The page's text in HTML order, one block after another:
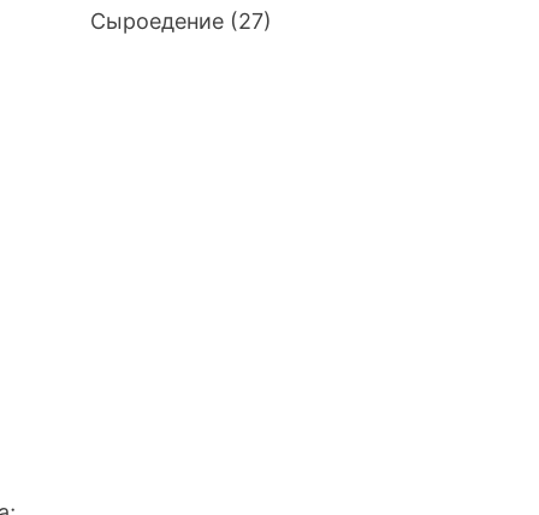
Сыроедение(27)